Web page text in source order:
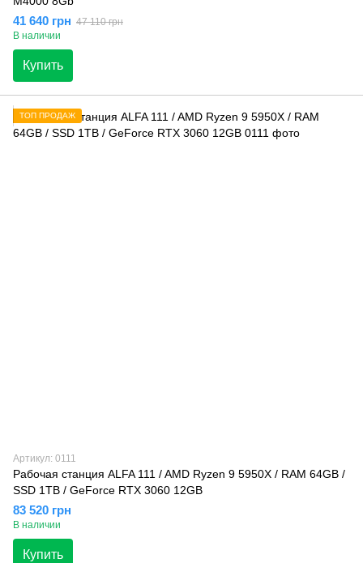
41 640 грн 47 110 грн
В наличии
Купить
ТОП ПРОДАЖ
Артикул: 0111
Рабочая станция ALFA 111 / AMD Ryzen 9 5950X / RAM 64GB /
SSD 1TB / GeForce RTX 3060 12GB
83 520 грн
В наличии
Купить